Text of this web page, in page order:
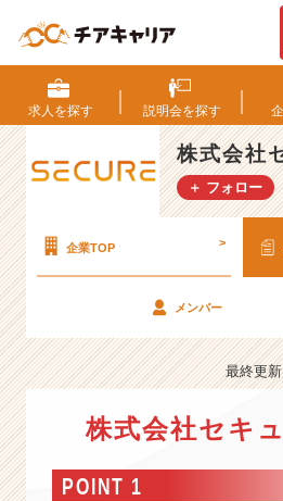
式
会
社
セ
キ
ュ
ア
情
×
セ
キ
求人を探す 説明会を探す
株式会社
＋ フォロー
企業TOP >
メンバー
最終更
株式会社セキ
POINT 1